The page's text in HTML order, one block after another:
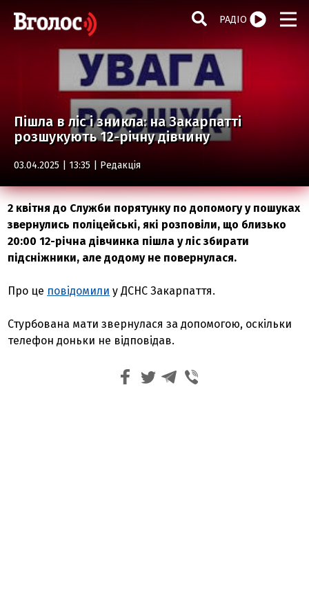
РАДІО
Пішла в ліс і зникла: на Закарпатті
розшукують 12-річну дівчину
03.04.2025 | 13:35 | Редакція
2 квітня до Служби порятунку по допомогу у пошуках
звернулись поліцейські, які розповіли, що близько
20:00 12-річна дівчинка пішла у ліс збирати
підсніжники, але додому не повернулася.
Про це повідомили у ДСНС Закарпаття.
Стурбована мати звернулася за допомогою, оскільки
телефон доньки не відповідав.